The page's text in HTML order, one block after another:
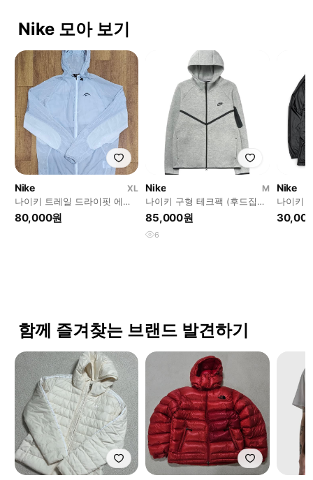
Nike 모아 보기
Nike
XL
나이키 트레일 드라이핏 에어
리즈 바람막이 자켓
80,000원
Nike
M
나이키 구형 테크팩 (후드집업
교신환영)
85,000원
6
Nike
나이키
함께 즐겨찾는 브랜드 발견하기